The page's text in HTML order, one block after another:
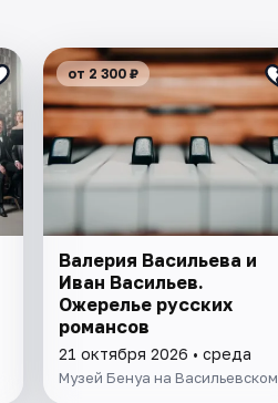
от 2 300 ₽
Валерия Васильева и
Иван Васильев.
Ожерелье русских
романсов
21 октября 2026 • среда
Музей Бенуа на Васильевском